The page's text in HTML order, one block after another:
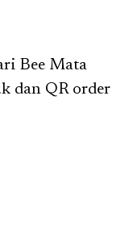
Bee Mata
dan QR order